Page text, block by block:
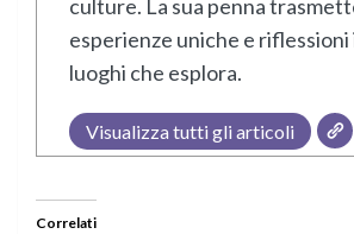
culture. La sua penna
esperienze uniche e riflessioni
luoghi che esplora.
Visualizza tutti gli articoli
Correlati